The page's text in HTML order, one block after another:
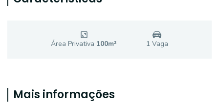
Área Privativa 100m² 1 Vaga
Mais informações